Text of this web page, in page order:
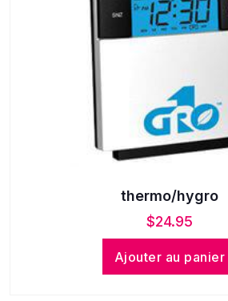
thermo/hygro
$24.95
Ajouter au panier